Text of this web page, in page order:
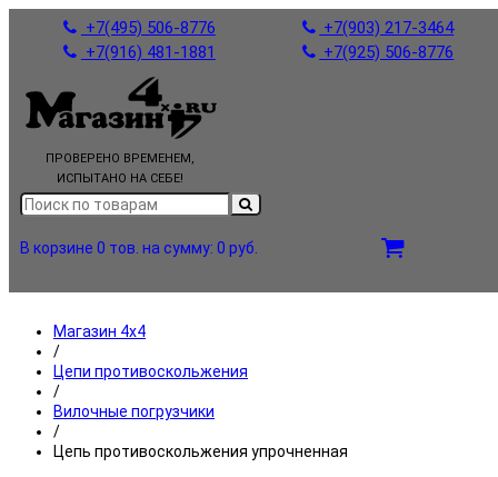
ПРОВЕРЕНО ВРЕМЕНЕМ,
ИСПЫТАНО НА СЕБЕ!
+7(495) 506-8776
+7(903) 217-3464
+7(916) 481-1881
+7(925) 506-8776
В корзине 0 тов. на сумму: 0 руб.
Магазин 4x4
/
Цепи противоскольжения
/
Вилочные погрузчики
/
Цепь противоскольжения упрочненная